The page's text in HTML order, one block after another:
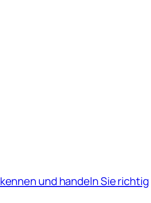
und handeln Sie richtig